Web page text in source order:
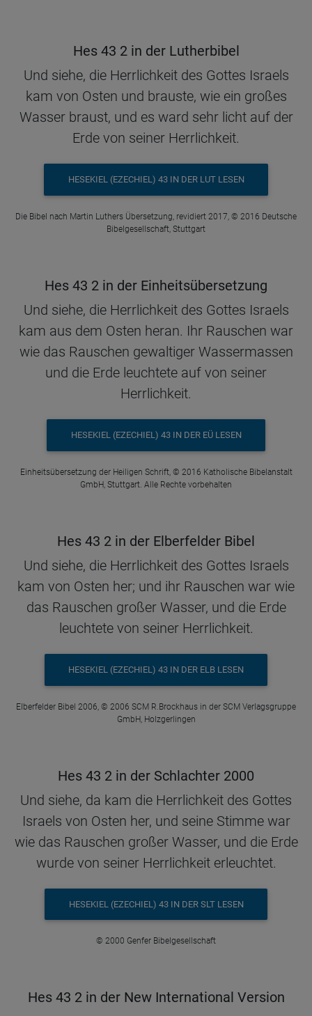
Hes 43 2 in der Lutherbibel
Und siehe, die Herrlichkeit des Gottes Israels
kam von Osten und brauste, wie ein großes
Wasser braust, und es ward sehr licht auf der
Erde von seiner Herrlichkeit.
HESEKIEL (EZECHIEL) 43 IN DER LUT LESEN
Die Bibel nach Martin Luthers Übersetzung, revidiert 2017, © 2016 Deutsche
Bibelgesellschaft, Stuttgart
Hes 43 2 in der Einheitsübersetzung
Und siehe, die Herrlichkeit des Gottes Israels
kam aus dem Osten heran. Ihr Rauschen war
wie das Rauschen gewaltiger Wassermassen
und die Erde leuchtete auf von seiner
Herrlichkeit.
HESEKIEL (EZECHIEL) 43 IN DER EÜ LESEN
Einheitsübersetzung der Heiligen Schrift, © 2016 Katholische Bibelanstalt
GmbH, Stuttgart. Alle Rechte vorbehalten
Hes 43 2 in der Elberfelder Bibel
Und siehe, die Herrlichkeit des Gottes Israels
kam von Osten her; und ihr Rauschen war wie
das Rauschen großer Wasser, und die Erde
leuchtete von seiner Herrlichkeit.
HESEKIEL (EZECHIEL) 43 IN DER ELB LESEN
Elberfelder Bibel 2006, © 2006 SCM R.Brockhaus in der SCM Verlagsgruppe
GmbH, Holzgerlingen
Hes 43 2 in der Schlachter 2000
Und siehe, da kam die Herrlichkeit des Gottes
Israels von Osten her, und seine Stimme war
wie das Rauschen großer Wasser, und die Erde
wurde von seiner Herrlichkeit erleuchtet.
HESEKIEL (EZECHIEL) 43 IN DER SLT LESEN
© 2000 Genfer Bibelgesellschaft
Hes 43 2 in der New International Version